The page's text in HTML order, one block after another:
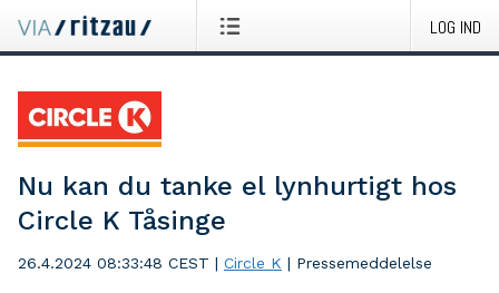
LOG IND
Nu kan du tanke el lynhurtigt hos
Circle K Tåsinge
26.4.2024 08:33:48 CEST | Circle K | Pressemeddelelse